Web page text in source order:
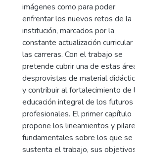
imágenes como para poder
enfrentar los nuevos retos de la
institución, marcados por la
constante actualización curricular
las carreras. Con el trabajo se
pretende cubrir una de estas áreas
desprovistas de material didáctico
y contribuir al fortalecimiento de la
educación integral de los futuros
profesionales. El primer capítulo
propone los lineamientos y pilares
fundamentales sobre los que se
sustenta el trabajo, sus objetivos,